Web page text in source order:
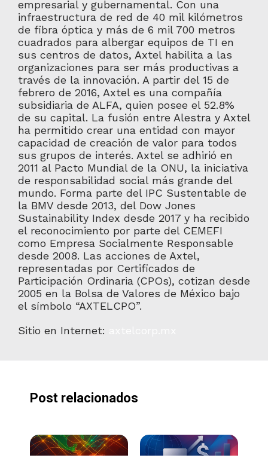
empresarial y gubernamental. Con una
infraestructura de red de 40 mil kilómetros
de fibra óptica y más de 6 mil 700 metros
cuadrados para albergar equipos de TI en
sus centros de datos, Axtel habilita a las
organizaciones para ser más productivas a
través de la innovación. A partir del 15 de
febrero de 2016, Axtel es una compañía
subsidiaria de ALFA, quien posee el 52.8%
de su capital. La fusión entre Alestra y Axtel
ha permitido crear una entidad con mayor
capacidad de creación de valor para todos
sus grupos de interés. Axtel se adhirió en
2011 al Pacto Mundial de la ONU, la iniciativa
de responsabilidad social más grande del
mundo. Forma parte del IPC Sustentable de
la BMV desde 2013, del Dow Jones
Sustainability Index desde 2017 y ha recibido
el reconocimiento por parte del CEMEFI
como Empresa Socialmente Responsable
desde 2008. Las acciones de Axtel,
representadas por Certificados de
Participación Ordinaria (CPOs), cotizan desde
2005 en la Bolsa de Valores de México bajo
el símbolo “AXTELCPO”.
Sitio en Internet:
Post relacionados